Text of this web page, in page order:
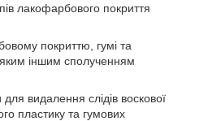
лакофарбового покриття
покриттю, гумі та
іншим сполученням
видалення слідів воскової
пластику та гумових